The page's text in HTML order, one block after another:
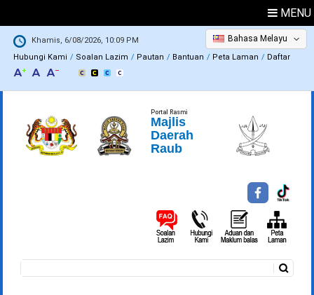
MENU
Khamis, 6/08/2026, 10:09 PM
Hubungi Kami
Soalan Lazim Pautan Bantuan Peta Laman Daftar
Bahasa Melayu
Portal Rasmi
Majlis
Daerah
Raub
Borang carian